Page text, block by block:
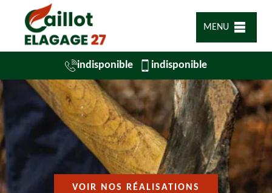
MENU
indisponible indisponible
VOIR NOS RÉALISATIONS